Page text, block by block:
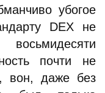
убогое
DEX не
почти не
вон, даже без